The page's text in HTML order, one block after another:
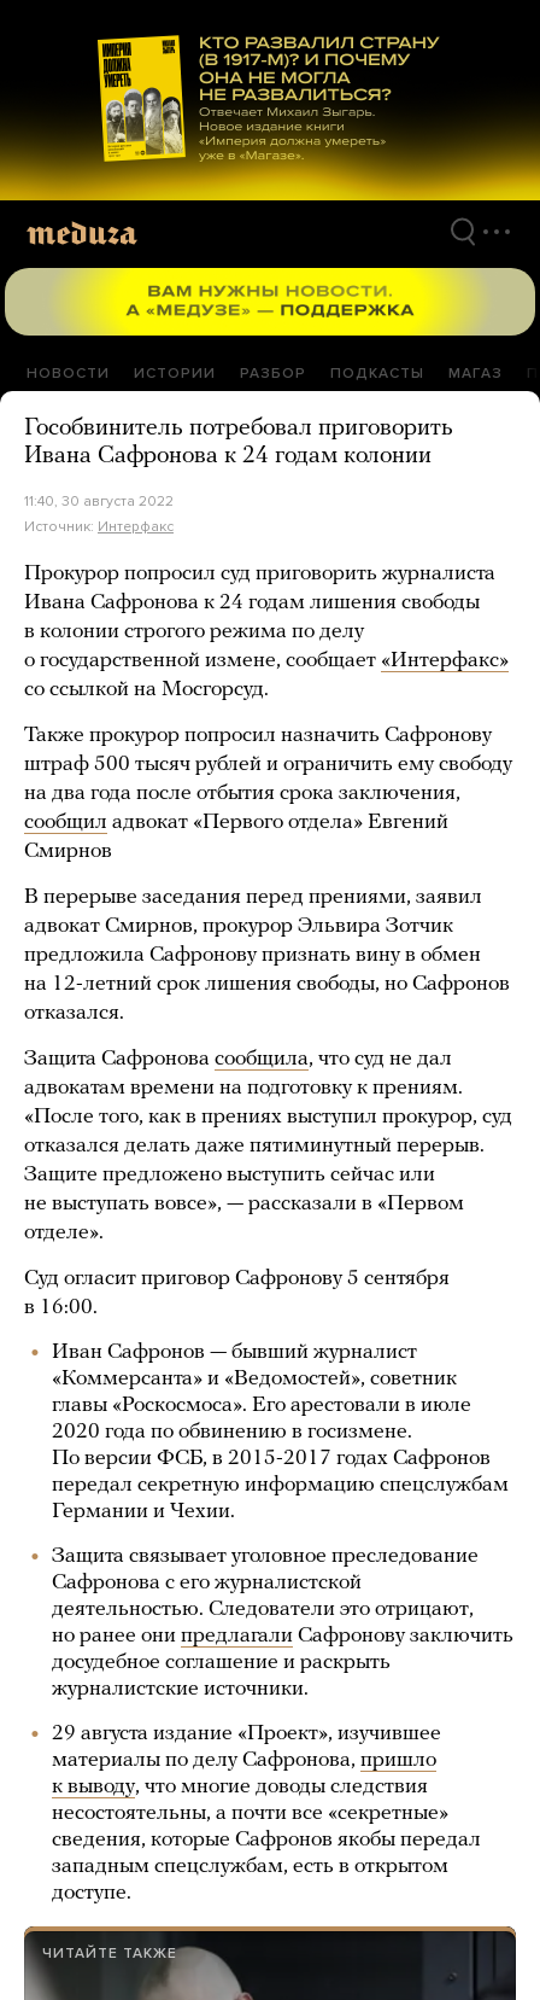
материалам
НОВОСТИ ИСТОРИИ РАЗБОР ПОДКАСТЫ МАГАЗ
Гособвинитель потребовал приговорить
Ивана Сафронова к 24 годам колонии
11:40, 30 августа 2022
Источник: Интерфакс
Прокурор попросил суд приговорить журналиста
Ивана Сафронова к 24 годам лишения свободы
в колонии строгого режима по делу
о государственной измене, сообщает «Интерфакс»
со ссылкой на Мосгорсуд.
Также прокурор попросил назначить Сафронову
штраф 500 тысяч рублей и ограничить ему свободу
на два года после отбытия срока заключения,
сообщил адвокат «Первого отдела» Евгений
Смирнов
В перерыве заседания перед прениями, заявил
адвокат Смирнов, прокурор Эльвира Зотчик
предложила Сафронову признать вину в обмен
на 12-летний срок лишения свободы, но Сафронов
отказался.
Защита Сафронова сообщила, что суд не дал
адвокатам времени на подготовку к прениям.
«После того, как в прениях выступил прокурор, суд
отказался делать даже пятиминутный перерыв.
Защите предложено выступить сейчас или
не выступать вовсе», — рассказали в «Первом
отделе».
Суд огласит приговор Сафронову 5 сентября
в 16:00.
Иван Сафронов — бывший журналист
«Коммерсанта» и «Ведомостей», советник
главы «Роскосмоса». Его арестовали в июле
2020 года по обвинению в госизмене.
По версии ФСБ, в 2015-2017 годах Сафронов
передал секретную информацию спецслужбам
Германии и Чехии.
Защита связывает уголовное преследование
Сафронова с его журналистской
деятельностью. Следователи это отрицают,
но ранее они предлагали Сафронову заключить
досудебное соглашение и раскрыть
журналистские источники.
29 августа издание «Проект», изучившее
материалы по делу Сафронова, пришло
к выводу, что многие доводы следствия
несостоятельны, а почти все «секретные»
сведения, которые Сафронов якобы передал
западным спецслужбам, есть в открытом
доступе.
ЧИТАЙТЕ ТАКЖЕ